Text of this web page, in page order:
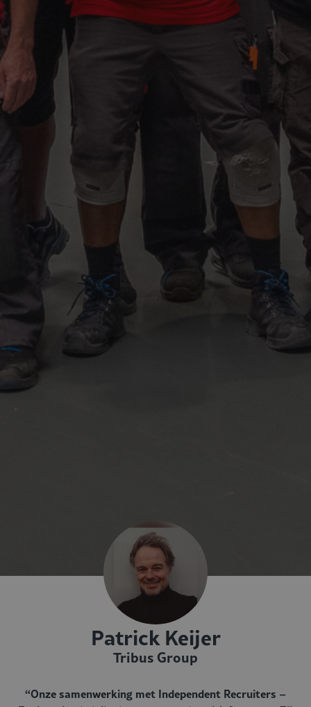
“Onze samenwerking met Independent Recruiters –
Patrick Keijer
Tribus Group